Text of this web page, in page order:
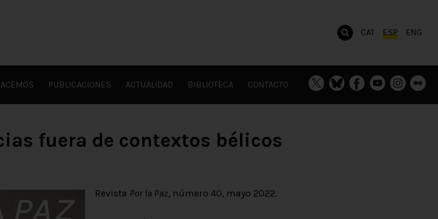
CAT ESP ENG
PUBLICACIONES ACTUALIDAD BIBLIOTECA CONTACTO
fuera de contextos bélicos
Revista Por la Paz, número 40, mayo 2022.